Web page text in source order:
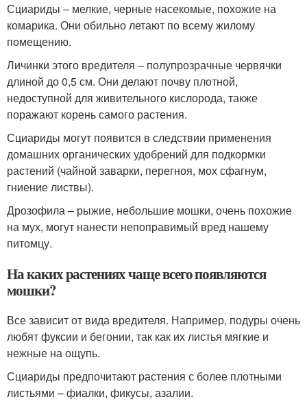
Сциариды – мелкие, черные насекомые, похожие на
комарика. Они обильно летают по всему жилому
помещению.
Личинки этого вредителя – полупрозрачные червячки
длиной до 0,5 см. Они делают почву плотной,
недоступной для живительного кислорода, также
поражают корень самого растения.
Сциариды могут появится в следствии применения
домашних органических удобрений для подкормки
растений (чайной заварки, перегноя, мох сфагнум,
гниение листвы).
Дрозофила – рыжие, небольшие мошки, очень похожие
на мух, могут нанести непоправимый вред нашему
питомцу.
На каких растениях чаще всего появляются
мошки?
Все зависит от вида вредителя. Например, подуры очень
любят фуксии и бегонии, так как их листья мягкие и
нежные на ощупь.
Сциариды предпочитают растения с более плотными
листьями – фиалки, фикусы, азалии.